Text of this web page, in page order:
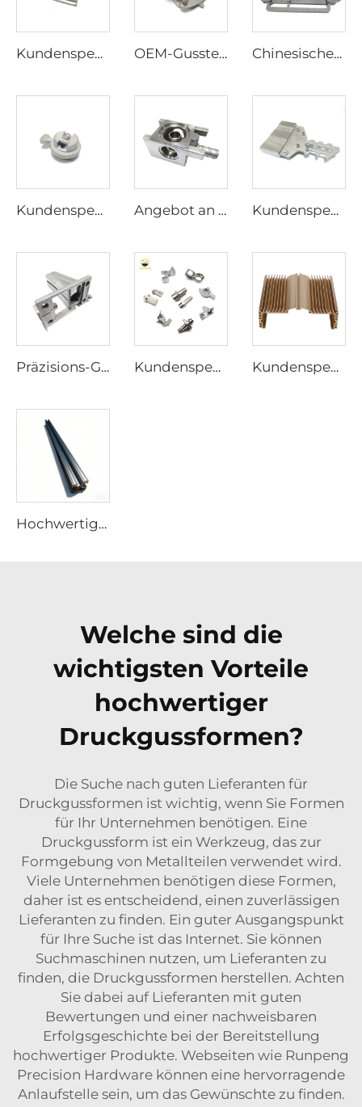
Kundenspezifische Edelstahl-Feingussformteile nach dem Wachsausschmelzverfahren, OEM-Gussteile OEM-Gussteile aus Aluminium nach der Wachsausschmelztechnik, kundenspezifischer Aluminium-Druckguss, metallurgischer Service Chinesischer Metallhersteller, hochwertige Aluminiumgussteile für Maschinen, langlebiger Aluminiumguss, kundenspezifischer Service
Kundenspezifische Bearbeitung von Edelstahl-Feingussteilen Angebot an kundenspezifischen Gussstücken nach dem Auswachstechnik-Verfahren, elektrochemische Politur, Feinguss aus Edelstahl und Aluminiumteilen Kundenspezifisches präzises Gussstück nach der Wachsausschmelztechnik, intelligente Schlossbolzen
Präzisions-Gussteile aus Premium-OEM-Fabriken nach dem Schmelzverfahren Kundenspezifischer Präzisions-Dekorations-Feinguss aus ADC12-Aluminium nach der Wachsausschmelztechnik, Edelstahl 304, Feingussverfahren, Druckgussfabrik Kundenspezifisches Aluminiumstrangpressprofil für Elektroanwendungen
Hochwertiges, kundenspezifisches 6061-Aluminium-Strangpressprofil, Fabrikpreis, industrielle Aluminiumprofil-Strangpressung, OEM-Service
Welche sind die
wichtigsten Vorteile
hochwertiger
Druckgussformen?
Die Suche nach guten Lieferanten für
Druckgussformen ist wichtig, wenn Sie Formen
für Ihr Unternehmen benötigen. Eine
Druckgussform ist ein Werkzeug, das zur
Formgebung von Metallteilen verwendet wird.
Viele Unternehmen benötigen diese Formen,
daher ist es entscheidend, einen zuverlässigen
Lieferanten zu finden. Ein guter Ausgangspunkt
für Ihre Suche ist das Internet. Sie können
Suchmaschinen nutzen, um Lieferanten zu
finden, die Druckgussformen herstellen. Achten
Sie dabei auf Lieferanten mit guten
Bewertungen und einer nachweisbaren
Erfolgsgeschichte bei der Bereitstellung
hochwertiger Produkte. Webseiten wie Runpeng
Precision Hardware können eine hervorragende
Anlaufstelle sein, um das Gewünschte zu finden.